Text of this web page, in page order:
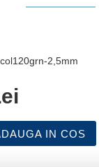
2,5mm
IN COS